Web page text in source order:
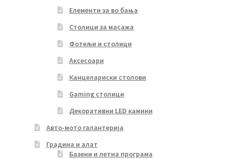
Елементи за во бања
Столици за масажа
Фотељи и столици
Аксесоари
Канцелариски столови
Gaming столици
Декоративни LED камини
Авто-мото галантерија
Градина и алат
Базени и летна програма